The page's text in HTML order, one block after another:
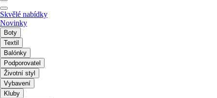
Skvělé nabídky
Novinky
Boty
Textil
Balónky
Podporovatel
Životní styl
Vybavení
Kluby